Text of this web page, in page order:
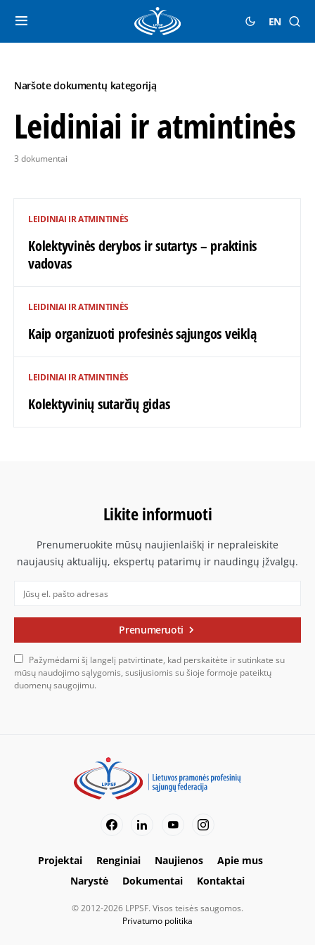
EN
Naršote dokumentų kategoriją
Leidiniai ir atmintinės
3 dokumentai
LEIDINIAI IR ATMINTINĖS
Kolektyvinės derybos ir sutartys – praktinis
vadovas
LEIDINIAI IR ATMINTINĖS
Kaip organizuoti profesinės sąjungos veiklą
LEIDINIAI IR ATMINTINĖS
Kolektyvinių sutarčių gidas
Likite informuoti
Prenumeruokite mūsų naujienlaiškį ir nepraleiskite
naujausių aktualijų, ekspertų patarimų ir naudingų įžvalgų.
Prenumeruoti
Pažymėdami šį langelį patvirtinate, kad perskaitėte ir sutinkate su
mūsų naudojimo sąlygomis, susijusiomis su šioje formoje pateiktų
duomenų saugojimu.
Projektai Renginiai Naujienos
Apie mus
Narystė
Dokumentai Kontaktai
© 2012-2026 LPPSF. Visos teisės saugomos.
Privatumo politika